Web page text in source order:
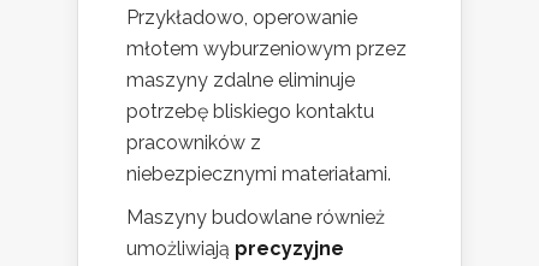
Przykładowo, operowanie
młotem wyburzeniowym przez
maszyny zdalne eliminuje
potrzebę bliskiego kontaktu
pracowników z
niebezpiecznymi materiałami.
Maszyny budowlane również
umożliwiają precyzyjne